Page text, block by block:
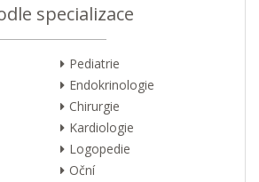
specializace
Pediatrie
Endokrinologie
Chirurgie
Kardiologie
Logopedie
Oční